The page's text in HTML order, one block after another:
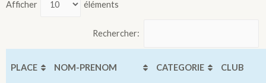
Afficher éléments
Rechercher:
PLACE NOM-PRENOM CATEGORIE CLUB